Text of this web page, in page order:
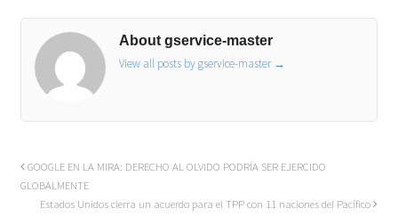
About gservice-master
View all posts by gservice-master →
GOOGLE EN LA MIRA: DERECHO AL OLVIDO PODRÍA SER EJERCIDO
GLOBALMENTE
Estados Unidos cierra un acuerdo para el TPP con 11 naciones del Pacífico